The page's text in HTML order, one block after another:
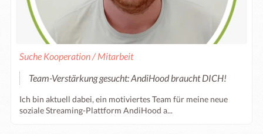
Suche Kooperation / Mitarbeit
Team-Verstärkung gesucht: AndiHood braucht DICH!
Ich bin aktuell dabei, ein motiviertes Team für meine neue
soziale Streaming-Plattform AndiHood a...